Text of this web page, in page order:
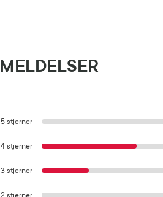
5 stjerner
4 stjerner
3 stjerner
2 stjerner